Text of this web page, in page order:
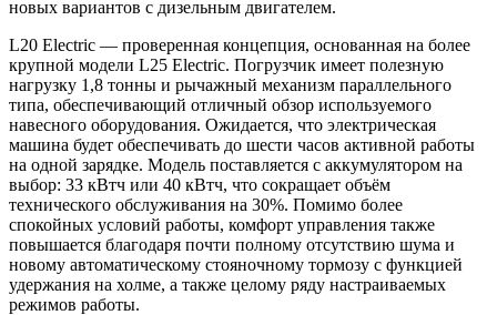
новых вариантов с дизельным двигателем.
L20 Electric — проверенная концепция, основанная на более
крупной модели L25 Electric. Погрузчик имеет полезную
нагрузку 1,8 тонны и рычажный механизм параллельного
типа, обеспечивающий отличный обзор используемого
навесного оборудования. Ожидается, что электрическая
машина будет обеспечивать до шести часов активной работы
на одной зарядке. Модель поставляется с аккумулятором на
выбор: 33 кВтч или 40 кВтч, что сокращает объём
технического обслуживания на 30%. Помимо более
спокойных условий работы, комфорт управления также
повышается благодаря почти полному отсутствию шума и
новому автоматическому стояночному тормозу с функцией
удержания на холме, а также целому ряду настраиваемых
режимов работы.